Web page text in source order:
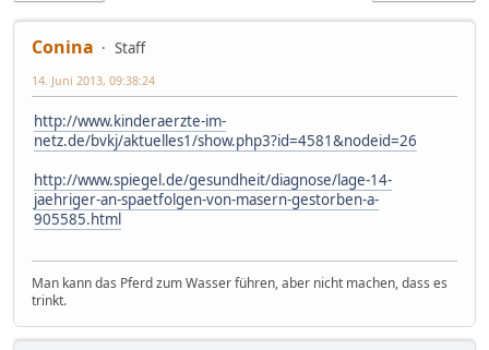
Conina Staff
14. Juni 2013, 09:38:24
http://www.kinderaerzte-im-
netz.de/bvkj/aktuelles1/show.php3?id=4581&nodeid=26
http://www.spiegel.de/gesundheit/diagnose/lage-14-
jaehriger-an-spaetfolgen-von-masern-gestorben-a-
905585.html
Man kann das Pferd zum Wasser führen, aber nicht machen, dass es
trinkt.